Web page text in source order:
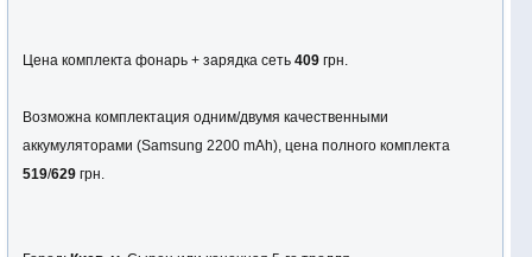
Цена комплекта фонарь + зарядка сеть 409 грн.
Возможна комплектация одним/двумя качественными
аккумуляторами (Samsung 2200 mAh), цена полного комплекта
519/629 грн.